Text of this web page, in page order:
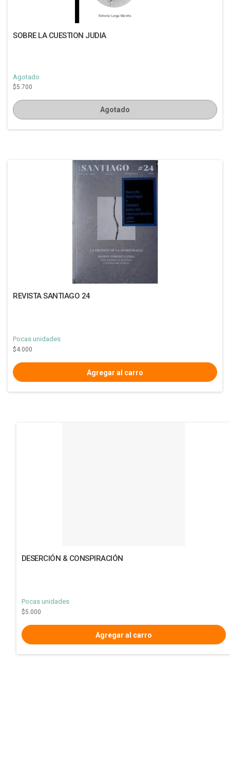
SOBRE LA CUESTION JUDIA
Agotado
$5.700
Agotado
REVISTA SANTIAGO 24
Pocas unidades
$4.000
DESERCIÓN & CONSPIRACIÓN
Pocas unidades
$5.000